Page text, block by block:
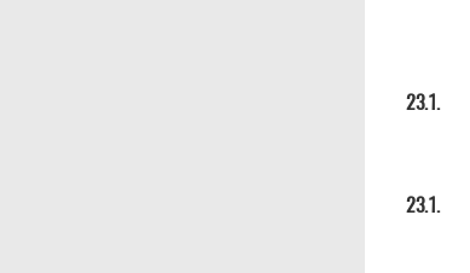
23.1.
23.1.